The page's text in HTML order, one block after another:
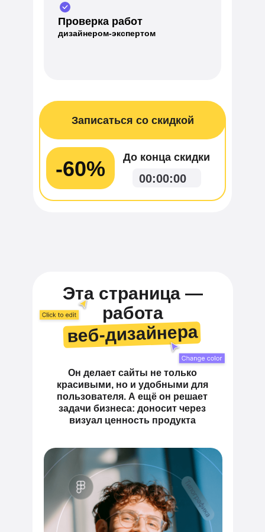
-60% 00:00:00
До конца скидки
Записаться со скидкой
Проверка работ
дизайнером-экспертом
Он делает сайты не только
красивыми, но и удобными для
пользователя. А ещё он решает
задачи бизнеса: доносит через
визуал ценность продукта
Эта страница —
работа
веб-дизайнера
веб-дизайнера